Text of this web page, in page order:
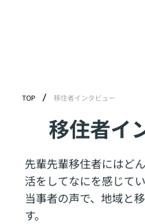
移住者イ
先輩先輩移住者にはど
活をしてなにを感じてい
当事者の声で、地域と
す。
TOP / 移住者インタビュー